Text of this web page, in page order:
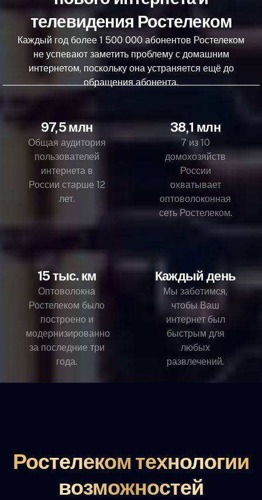
телевидения Ростелеком
Каждый год более 1 500 000 абонентов Ростелеком
не успевают заметить проблему с домашним
интернетом, поскольку она устраняется ещё до
обращения абонента.
97,5 млн
Общая аудитория
пользователей
интернета в
России старше 12
лет.
38,1 млн
7 из 10
домохозяйств
России
охватывает
оптоволоконная
сеть Ростелеком.
15 тыс. км
Оптоволокна
Ростелеком было
построено и
модернизированно
за последние три
года.
Каждый день
Мы заботимся,
чтобы Ваш
интернет был
быстрым для
любых
развлечений.
Ростелеком технологии
возможностей